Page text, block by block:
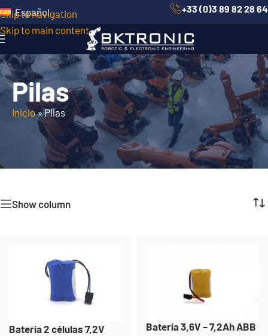
Skip to navigation
Skip to main content
Español +33 (0)3 89 82 28 64
Pilas
Inicio»Pilas
Show column
Batería 2 células 7,2V
Batería 3,6V – 7,2Ah ABB